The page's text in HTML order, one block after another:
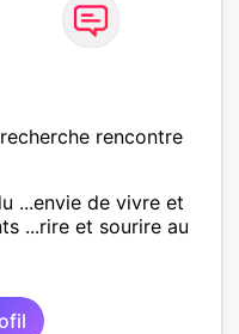
rencontre
...envie de vivre et
...rire et sourire au